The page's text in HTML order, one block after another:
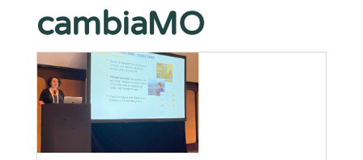
cambiaMO